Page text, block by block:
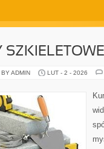
ADMIN LUT - 2 - 2026